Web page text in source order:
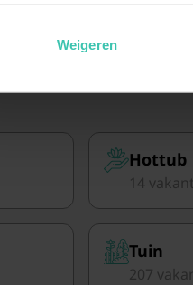
Weigeren
Hottub
14
Tuin
207